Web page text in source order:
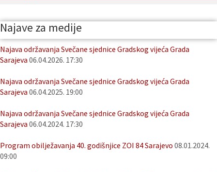
Najave za medije
Najava održavanja Svečane sjednice Gradskog vijeća Grada
Sarajeva 06.04.2026. 17:30
Najava održavanja Svečane sjednice Gradskog vijeća Grada
Sarajeva 06.04.2025. 19:00
Najava održavanja Svečane sjednice Gradskog vijeća Grada
Sarajeva 06.04.2024. 17:30
Program obilježavanja 40. godišnjice ZOI 84 Sarajevo 08.01.2024.
09:00